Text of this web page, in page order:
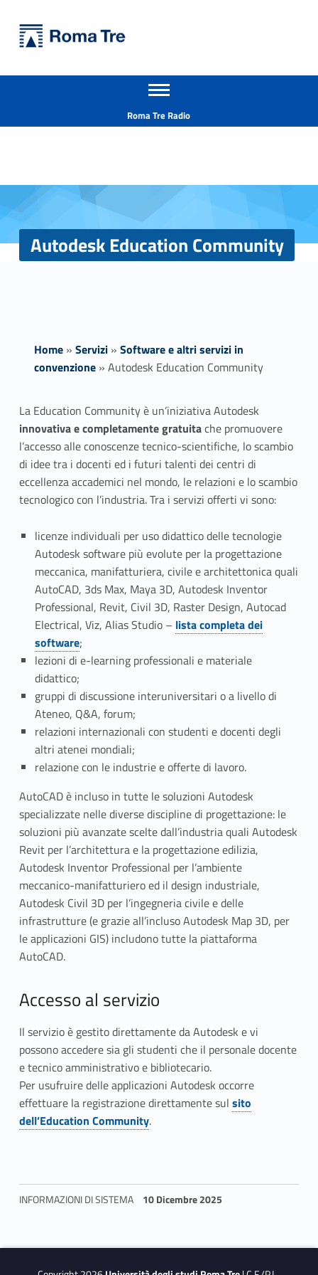
Autodesk Education Community - Università Roma Tre
Apri il menu secondario
Roma Tre Radio
Autodesk Education Community
Home» Servizi» Software e altri servizi in
convenzione» Autodesk Education Community
A
u
t
o
d
d
u
c
a
t
i
o
n
C
o
m
m
u
n
i
t
y
La Education Community è un’iniziativa Autodesk
innovativa e completamente gratuitache promuovere
l’accesso alle conoscenze tecnico-scientifiche, lo scambio
di idee tra i docenti ed i futuri talenti dei centri di
eccellenza accademici nel mondo, le relazioni e lo scambio
tecnologico con l’industria. Tra i servizi offerti vi sono:
licenze individuali per uso didattico delle tecnologie
Autodesk software più evolute per la progettazione
meccanica, manifatturiera, civile e architettonica quali
AutoCAD, 3ds Max, Maya 3D, Autodesk Inventor
Professional, Revit, Civil 3D, Raster Design, Autocad
Electrical, Viz, Alias Studio – Link identifier #identifier__10551-1
lista completa dei
software;
lezioni di e-learning professionali e materiale
didattico;
gruppi di discussione interuniversitari o a livello di
Ateneo, Q&A, forum;
relazioni internazionali con studenti e docenti degli
altri atenei mondiali;
relazione con le industrie e offerte di lavoro.
AutoCAD è incluso in tutte le soluzioni Autodesk
specializzate nelle diverse discipline di progettazione: le
soluzioni più avanzate scelte dall’industria quali Autodesk
Revit per l’architettura e la progettazione edilizia,
Autodesk Inventor Professional per l’ambiente
meccanico-manifatturiero ed il design industriale,
Autodesk Civil 3D per l’ingegneria civile e delle
infrastrutture (e grazie all’incluso Autodesk Map 3D, per
le applicazioni GIS) includono tutte la piattaforma
AutoCAD.
Accesso al servizio
Il servizio è gestito direttamente da Autodesk e vi
possono accedere sia gli studenti che il personale docente
e tecnico amministrativo e bibliotecario.
Per usufruire delle applicazioni Autodesk occorre
effettuare la registrazione direttamente sul
Link identifier #identifier__76231-2
sito
dell’Education Community.
INFORMAZIONI DI SISTEMA 10 Dicembre 2025